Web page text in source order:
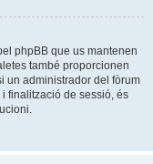
phpBB que us mantenen
també proporcionen
un administrador del fòrum
finalització de sessió, és